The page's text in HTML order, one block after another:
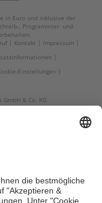
in Euro und inklusive der
, Programmier- und
Kontakt
Impressum
Einstellungen
& Co. KG